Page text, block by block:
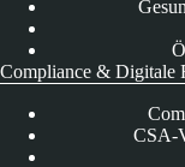
Compliance & Digitale
CSA-